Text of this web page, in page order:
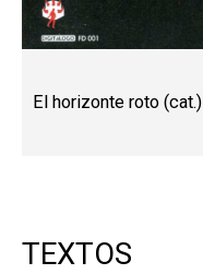
El horizonte roto (cat.)
TEXTOS